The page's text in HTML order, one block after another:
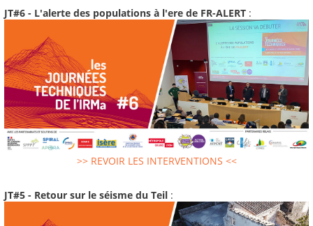
JT#6 - L'alerte des populations à l'ere de FR-ALERT :
>> REVOIR LES INTERVENTIONS <<
JT#5 - Retour sur le séisme du Teil :